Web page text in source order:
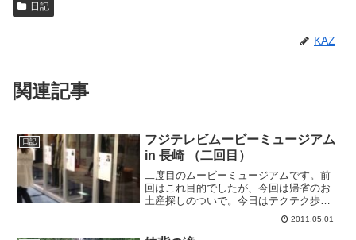
日記
KAZ
関連記事
日記
フジテレビムービーミュージアム
in 長崎 （二回目）
二度目のムービーミュージアムです。前
回はこれ目的でしたが、今回は帰省のお
土産探しのついで。今日はテクテク歩い
て来ました。常に足を止めて見ている人
がいて、なかなかの賑わいです。
2011.05.01